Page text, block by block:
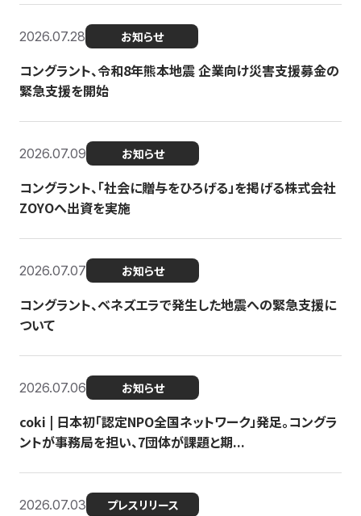
2026.07.28 お知らせ
コングラント、令和8年熊本地震 企業向け災害支援募金の
緊急支援を開始
2026.07.09 お知らせ
コングラント、「社会に贈与をひろげる」を掲げる株式会社
ZOYOへ出資を実施
2026.07.07 お知らせ
コングラント、ベネズエラで発生した地震への緊急支援に
ついて
2026.07.06 お知らせ
coki | 日本初「認定NPO全国ネットワーク」発足。コングラ
ントが事務局を担い、7団体が課題と期...
2026.07.03 プレスリリース